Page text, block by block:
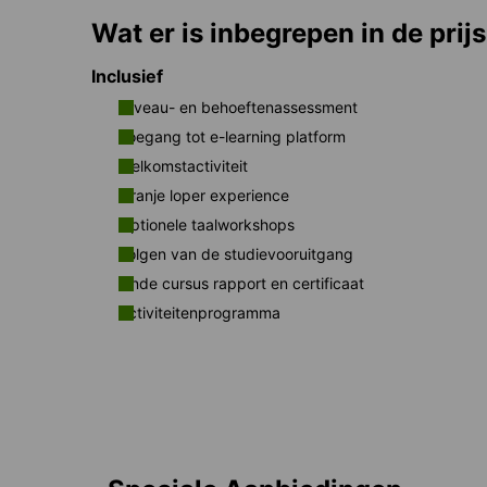
Wat er is inbegrepen in de prijs
Inclusief
Niveau- en behoeftenassessment
Toegang tot e-learning platform
Welkomstactiviteit
Oranje loper experience
Optionele taalworkshops
Volgen van de studievooruitgang
Einde cursus rapport en certificaat
Activiteitenprogramma